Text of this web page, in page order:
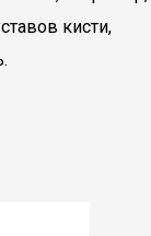
кисти,